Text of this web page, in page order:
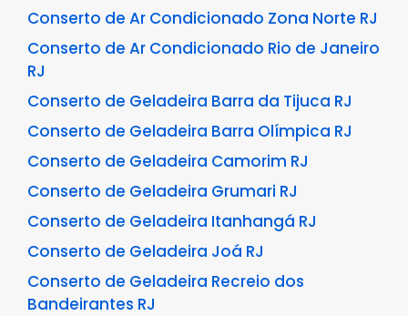
Conserto de Ar Condicionado Zona Norte RJ
Conserto de Ar Condicionado Rio de Janeiro
RJ
Conserto de Geladeira Barra da Tijuca RJ
Conserto de Geladeira Barra Olímpica RJ
Conserto de Geladeira Camorim RJ
Conserto de Geladeira Grumari RJ
Conserto de Geladeira Itanhangá RJ
Conserto de Geladeira Joá RJ
Conserto de Geladeira Recreio dos
Bandeirantes RJ